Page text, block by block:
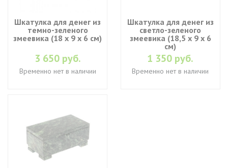
Шкатулка для денег из
темно-зеленого
змеевика (18 х 9 х 6 см)
3 650 руб.
Временно нет в наличии
Шкатулка для денег из
светло-зеленого
змеевика (18,5 х 9 х 6
см)
1 350 руб.
Временно нет в наличии